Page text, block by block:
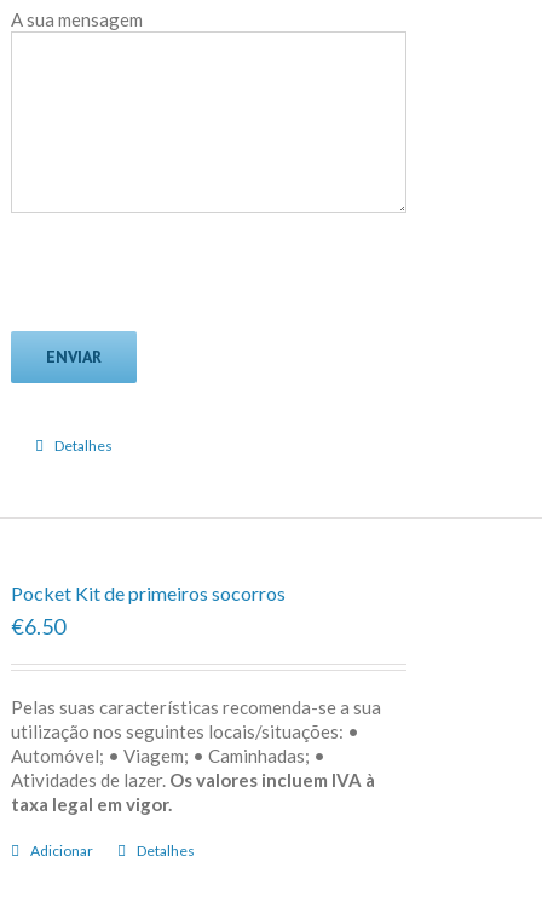
A sua mensagem
Detalhes
Pocket Kit de primeiros socorros
€6.50
Pelas suas características recomenda-se a sua
utilização nos seguintes locais/situações: •
Automóvel; • Viagem; • Caminhadas; •
Atividades de lazer. Os valores incluem IVA à
taxa legal em vigor.
Adicionar Detalhes